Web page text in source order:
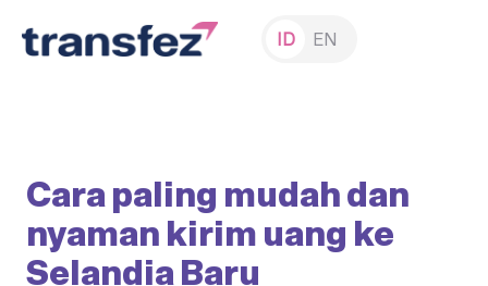
ID EN
Cara paling mudah dan
nyaman kirim uang ke
Selandia Baru